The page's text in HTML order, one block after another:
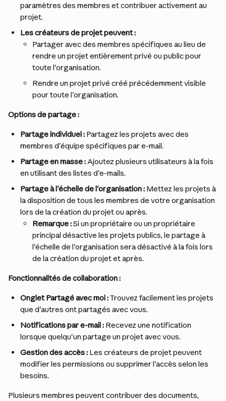
paramètres des membres et contribuer activement au
projet.
Les créateurs de projet peuvent :
Partager avec des membres spécifiques au lieu de
rendre un projet entièrement privé ou public pour
toute l'organisation.
Rendre un projet privé créé précédemment visible
pour toute l'organisation.
Options de partage :
Partage individuel : Partagez les projets avec des
membres d'équipe spécifiques par e-mail.
Partage en masse : Ajoutez plusieurs utilisateurs à la fois
en utilisant des listes d'e-mails.
Partage à l'échelle de l'organisation : Mettez les projets à
la disposition de tous les membres de votre organisation
lors de la création du projet ou après.
Remarque : Si un propriétaire ou un propriétaire
principal désactive les projets publics, le partage à
l'échelle de l'organisation sera désactivé à la fois lors
de la création du projet et après.
Fonctionnalités de collaboration :
Onglet Partagé avec moi : Trouvez facilement les projets
que d'autres ont partagés avec vous.
Notifications par e-mail : Recevez une notification
lorsque quelqu'un partage un projet avec vous.
Gestion des accès : Les créateurs de projet peuvent
modifier les permissions ou supprimer l'accès selon les
besoins.
Plusieurs membres peuvent contribuer des documents,